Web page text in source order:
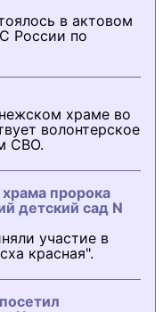
в актовом
России по
храме во
волонтерское
СВО.
пророка
детский сад N
участие в
красная".